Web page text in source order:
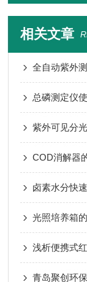
相关文章
全自动紫外
总磷测定仪
紫外可见分
COD消解器
卤素水分快
光照培养箱
浅析便携式
青岛聚创环